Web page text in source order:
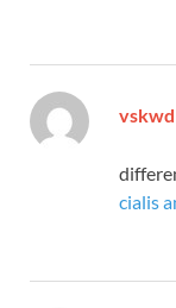
vskwd
cialis